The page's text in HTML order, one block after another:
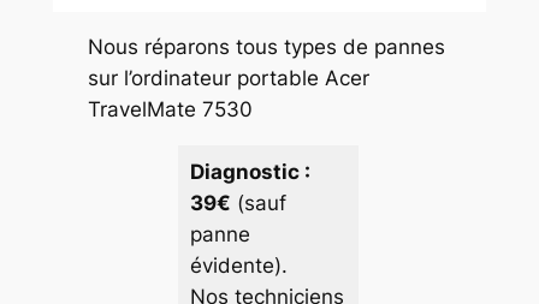
Nous réparons tous types de pannes
sur l’ordinateur portable Acer
TravelMate 7530
Diagnostic :
39€ (sauf
panne
évidente).
Nos techniciens